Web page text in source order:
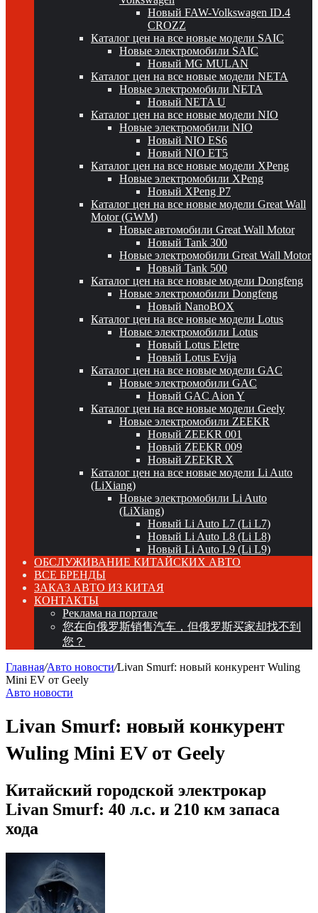
Новый FAW-Volkswagen ID.4
CROZZ
Каталог цен на все новые модели SAIC
Новые электромобили SAIC
Новый MG MULAN
Каталог цен на все новые модели NETA
Новые электромобили NETA
Новый NETA U
Каталог цен на все новые модели NIO
Новые электромобили NIO
Новый NIO ES6
Новый NIO ET5
Каталог цен на все новые модели XPeng
Новые электромобили XPeng
Новый XPeng P7
Каталог цен на все новые модели Great Wall
Motor (GWM)
Новые автомобили Great Wall Motor
Новый Tank 300
Новые электромобили Great Wall Motor
Новый Tank 500
Каталог цен на все новые модели Dongfeng
Новые электромобили Dongfeng
Новый NanoBOX
Каталог цен на все новые модели Lotus
Новые электромобили Lotus
Новый Lotus Eletre
Новый Lotus Evija
Каталог цен на все новые модели GAC
Новые электромобили GAC
Новый GAC Aion Y
Каталог цен на все новые модели Geely
Новые электромобили ZEEKR
Новый ZEEKR 001
Новый ZEEKR 009
Новый ZEEKR X
Каталог цен на все новые модели Li Auto
(LiXiang)
Новые электромобили Li Auto
(LiXiang)
Новый Li Auto L7 (Li L7)
Новый Li Auto L8 (Li L8)
Новый Li Auto L9 (Li L9)
ОБСЛУЖИВАНИЕ КИТАЙСКИХ АВТО
ВСЕ БРЕНДЫ
ЗАКАЗ АВТО ИЗ КИТАЯ
КОНТАКТЫ
Реклама на портале
您在向俄罗斯销售汽车，但俄罗斯买家却找不到
您？
Главная/Авто новости/Livan Smurf: новый конкурент Wuling
Mini EV от Geely
Авто новости
Livan Smurf: новый конкурент
Wuling Mini EV от Geely
Китайский городской электрокар
Livan Smurf: 40 л.с. и 210 км запаса
хода